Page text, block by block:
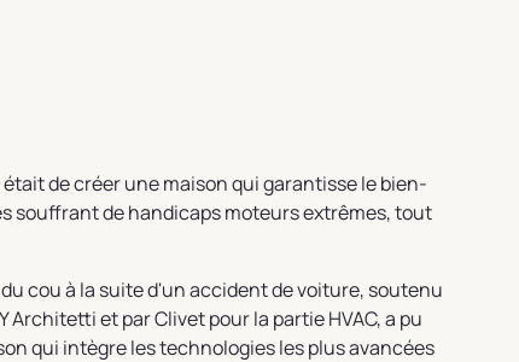
de créer une maison qui garantisse le bien-
souffrant de handicaps moteurs extrêmes, tout
cou à la suite d'un accident de voiture, soutenu
Architetti et par Clivet pour la partie HVAC, a pu
qui intègre les technologies les plus avancées